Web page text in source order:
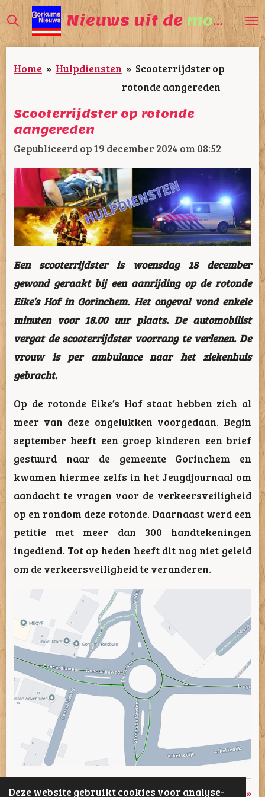
Deze website gebruikt cookies voor analyse-
Ga
direct
naar
de
Nieuws uit de mooiste
Home » Hulpdiensten » Scooterrijdster op
rotonde aangereden
Scooterrijdster op rotonde
aangereden
Gepubliceerd op 19 december 2024 om 08:52
Een scooterrijdster is woensdag 18 december
gewond geraakt bij een aanrijding op de rotonde
Eike’s Hof in Gorinchem. Het ongeval vond enkele
minuten voor 18.00 uur plaats. De automobilist
vergat de scooterrijdster voorrang te verlenen. De
vrouw is per ambulance naar het ziekenhuis
gebracht.
Op de rotonde Eike’s Hof staat hebben zich al
meer van deze ongelukken voorgedaan. Begin
september heeft een groep kinderen een brief
gestuurd naar de gemeente Gorinchem en
kwamen hiermee zelfs in het Jeugdjournaal om
aandacht te vragen voor de verkeersveiligheid
op en rondom deze rotonde. Daarnaast werd een
petitie met meer dan 300 handtekeningen
ingediend. Tot op heden heeft dit nog niet geleid
om de verkeersveiligheid te veranderen.
«Vorige Volgende »